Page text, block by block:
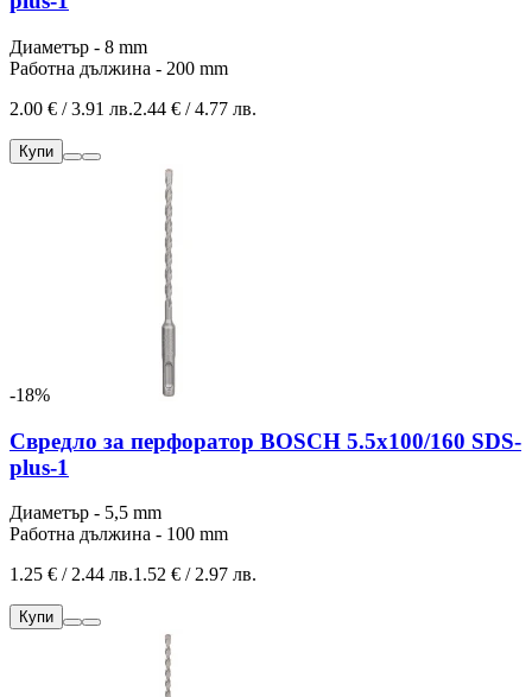
Диаметър - 8 mm
Работна дължина - 200 mm
2.00 € / 3.91 лв.2.44 € / 4.77 лв.
Купи
-18%
Свредло за перфоратор BOSCH 5.5x100/160 SDS-
plus-1
Диаметър - 5,5 mm
Работна дължина - 100 mm
1.25 € / 2.44 лв.1.52 € / 2.97 лв.
Купи